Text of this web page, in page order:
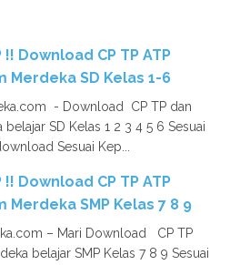
!! Download CP TP ATP
Merdeka SD Kelas 1-6
- Download CP TP dan
SD Kelas 1 2 3 4 5 6 Sesuai
Sesuai Kep...
!! Download CP TP ATP
Merdeka SMP Kelas 7 8 9
– Mari Download CP TP
belajar SMP Kelas 7 8 9 Sesuai